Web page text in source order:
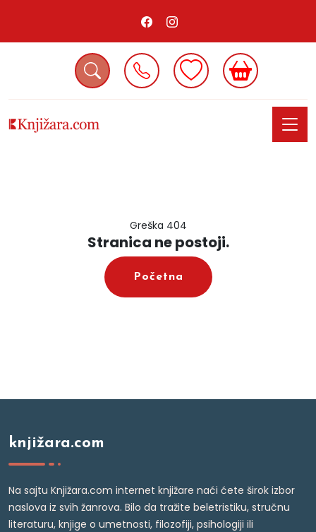
Greška 404
Stranica ne postoji.
Početna
knjižara.com
Na sajtu Knjižara.com internet knjižare naći ćete širok izbor
naslova iz svih žanrova. Bilo da tražite beletristiku, stručnu
literaturu, knjige o umetnosti, filozofiji, psihologiji ili